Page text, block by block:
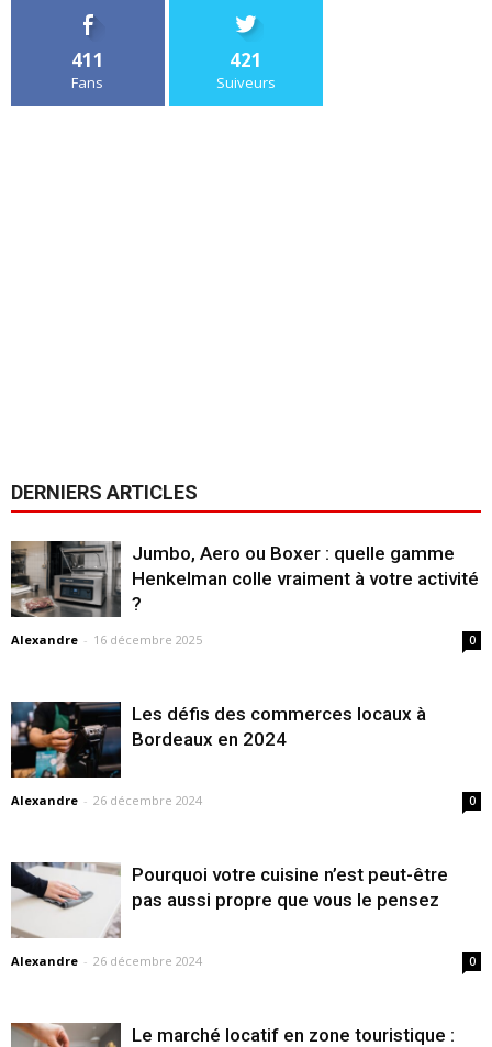
411
Fans
421
Suiveurs
DERNIERS ARTICLES
Jumbo, Aero ou Boxer : quelle gamme
Henkelman colle vraiment à votre activité
?
Alexandre - 16 décembre 2025 0
Les défis des commerces locaux à
Bordeaux en 2024
Alexandre - 26 décembre 2024 0
Pourquoi votre cuisine n’est peut-être
pas aussi propre que vous le pensez
Alexandre - 26 décembre 2024 0
Le marché locatif en zone touristique :